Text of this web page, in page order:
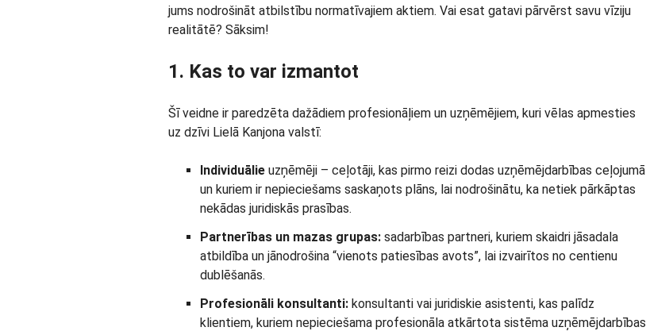
jums nodrošināt atbilstību normatīvajiem aktiem. Vai esat gatavi pārvērst savu vīziju
realitātē? Sāksim!
1. Kas to var izmantot
Šī veidne ir paredzēta dažādiem profesionāļiem un uzņēmējiem, kuri vēlas apmesties
uz dzīvi Lielā Kanjona valstī:
Individuālie uzņēmēji – ceļotāji, kas pirmo reizi dodas uzņēmējdarbības ceļojumā
un kuriem ir nepieciešams saskaņots plāns, lai nodrošinātu, ka netiek pārkāptas
nekādas juridiskās prasības.
Partnerības un mazas grupas: sadarbības partneri, kuriem skaidri jāsadala
atbildība un jānodrošina “vienots patiesības avots”, lai izvairītos no centienu
dublēšanās.
Profesionāli konsultanti: konsultanti vai juridiskie asistenti, kas palīdz
klientiem, kuriem nepieciešama profesionāla atkārtota sistēma uzņēmējdarbības